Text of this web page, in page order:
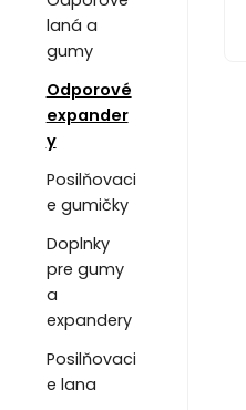
laná a
gumy
Odporové
expander
y
Posilňovaci
e gumičky
Doplnky
pre gumy
a
expandery
Posilňovaci
e lana